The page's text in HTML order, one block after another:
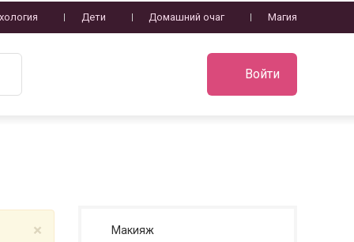
Дети Домашний очаг Магия
Войти
× Макияж